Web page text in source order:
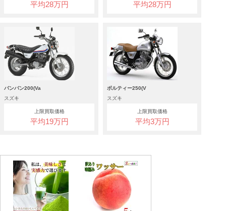
平均28万円 平均28万円
バンバン200(Va
スズキ
上限買取価格
平均19万円
ボルティー250(V
スズキ
上限買取価格
平均3万円